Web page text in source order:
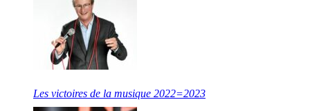
Les victoires de la musique 2022=2023